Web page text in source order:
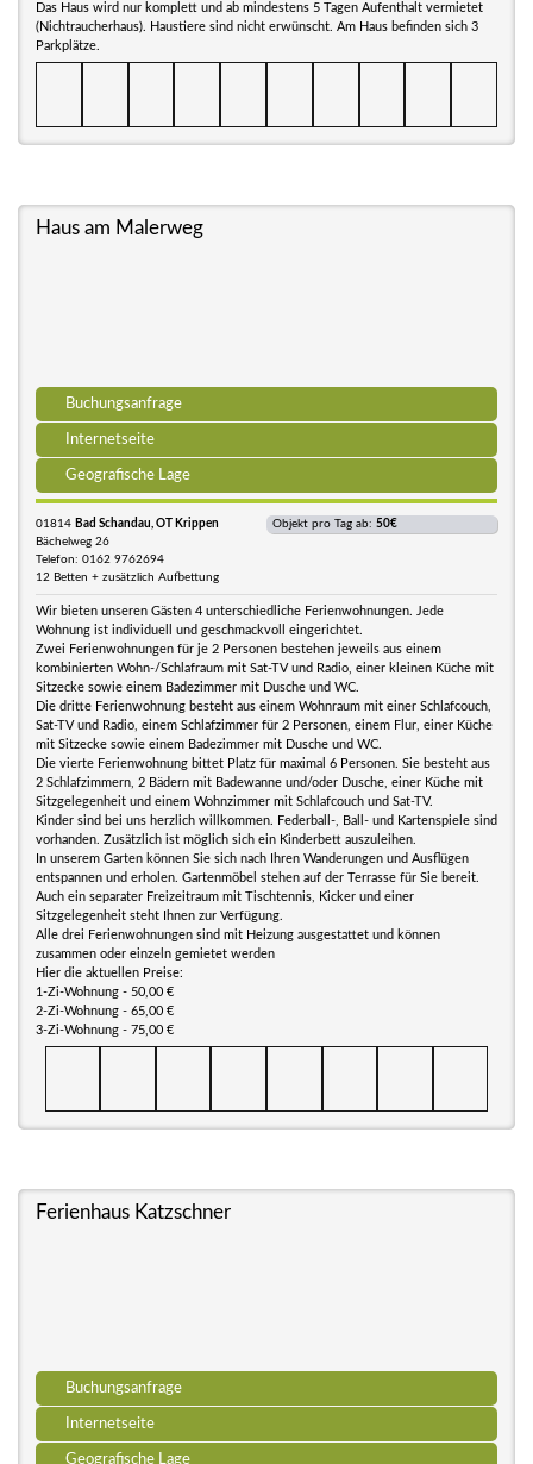
Das Haus wird nur komplett und ab mindestens 5 Tagen Aufenthalt vermietet
(Nichtraucherhaus). Haustiere sind nicht erwünscht. Am Haus befinden sich 3
Parkplätze.
Haus am Malerweg
Buchungsanfrage
Internetseite
Geografische Lage
01814 Bad Schandau, OT Krippen
Bächelweg 26
Telefon: 0162 9762694
12 Betten + zusätzlich Aufbettung
Objekt pro Tag ab: 50€
Wir bieten unseren Gästen 4 unterschiedliche Ferienwohnungen. Jede
Wohnung ist individuell und geschmackvoll eingerichtet.
Zwei Ferienwohnungen für je 2 Personen bestehen jeweils aus einem
kombinierten Wohn-/Schlafraum mit Sat-TV und Radio, einer kleinen Küche mit
Sitzecke sowie einem Badezimmer mit Dusche und WC.
Die dritte Ferienwohnung besteht aus einem Wohnraum mit einer Schlafcouch,
Sat-TV und Radio, einem Schlafzimmer für 2 Personen, einem Flur, einer Küche
mit Sitzecke sowie einem Badezimmer mit Dusche und WC.
Die vierte Ferienwohnung bittet Platz für maximal 6 Personen. Sie besteht aus
2 Schlafzimmern, 2 Bädern mit Badewanne und/oder Dusche, einer Küche mit
Sitzgelegenheit und einem Wohnzimmer mit Schlafcouch und Sat-TV.
Kinder sind bei uns herzlich willkommen. Federball-, Ball- und Kartenspiele sind
vorhanden. Zusätzlich ist möglich sich ein Kinderbett auszuleihen.
In unserem Garten können Sie sich nach Ihren Wanderungen und Ausflügen
entspannen und erholen. Gartenmöbel stehen auf der Terrasse für Sie bereit.
Auch ein separater Freizeitraum mit Tischtennis, Kicker und einer
Sitzgelegenheit steht Ihnen zur Verfügung.
Alle drei Ferienwohnungen sind mit Heizung ausgestattet und können
zusammen oder einzeln gemietet werden
Hier die aktuellen Preise:
1-Zi-Wohnung - 50,00 €
2-Zi-Wohnung - 65,00 €
3-Zi-Wohnung - 75,00 €
Ferienhaus Katzschner
Buchungsanfrage
Internetseite
Geografische Lage